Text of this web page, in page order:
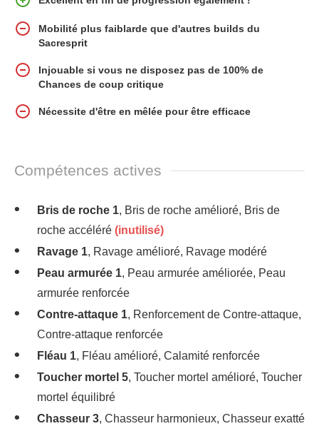
Mobilité plus faiblarde que d'autres builds du
Sacresprit
Injouable si vous ne disposez pas de 100% de
Chances de coup critique
Nécessite d'être en mêlée pour être efficace
Compétences actives
Bris de roche 1, Bris de roche amélioré, Bris de
roche accéléré (inutilisé)
Ravage 1, Ravage amélioré, Ravage modéré
Peau armurée 1, Peau armurée améliorée, Peau
armurée renforcée
Contre-attaque 1, Renforcement de Contre-attaque,
Contre-attaque renforcée
Fléau 1, Fléau amélioré, Calamité renforcée
Toucher mortel 5, Toucher mortel amélioré, Toucher
mortel équilibré
Chasseur 3, Chasseur harmonieux, Chasseur exatté